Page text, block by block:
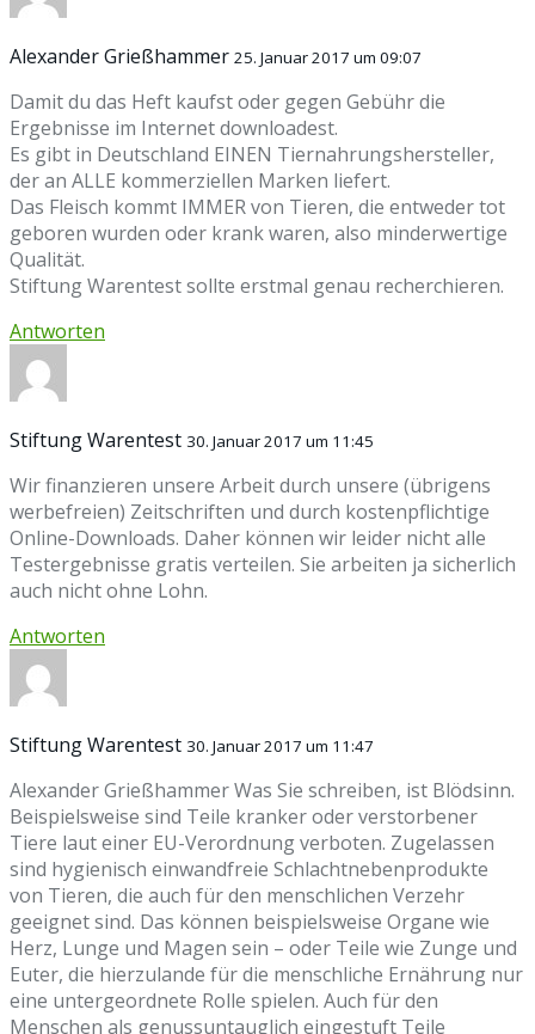
Alexander Grießhammer 25. Januar 2017 um 09:07
Damit du das Heft kaufst oder gegen Gebühr die
Ergebnisse im Internet downloadest.
Es gibt in Deutschland EINEN Tiernahrungshersteller,
der an ALLE kommerziellen Marken liefert.
Das Fleisch kommt IMMER von Tieren, die entweder tot
geboren wurden oder krank waren, also minderwertige
Qualität.
Stiftung Warentest sollte erstmal genau recherchieren.
Antworten
Stiftung Warentest 30. Januar 2017 um 11:45
Wir finanzieren unsere Arbeit durch unsere (übrigens
werbefreien) Zeitschriften und durch kostenpflichtige
Online-Downloads. Daher können wir leider nicht alle
Testergebnisse gratis verteilen. Sie arbeiten ja sicherlich
auch nicht ohne Lohn.
Antworten
Stiftung Warentest 30. Januar 2017 um 11:47
Alexander Grießhammer Was Sie schreiben, ist Blödsinn.
Beispielsweise sind Teile kranker oder verstorbener
Tiere laut einer EU-Verordnung verboten. Zugelassen
sind hygie­nisch einwand­freie Schlacht­neben­produkte
von Tieren, die auch für den menschlichen Verzehr
geeignet sind. Das können beispiels­weise Organe wie
Herz, Lunge und Magen sein – oder Teile wie Zunge und
Euter, die hier­zulande für die menschliche Ernährung nur
eine unterge­ordnete Rolle spielen. Auch für den
Menschen als genussuntauglich einge­stuft Teile